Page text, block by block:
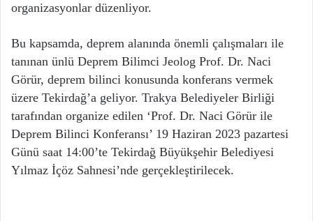
organizasyonlar düzenliyor.
Bu kapsamda, deprem alanında önemli çalışmaları ile
tanınan ünlü Deprem Bilimci Jeolog Prof. Dr. Naci
Görür, deprem bilinci konusunda konferans vermek
üzere Tekirdağ’a geliyor. Trakya Belediyeler Birliği
tarafından organize edilen ‘Prof. Dr. Naci Görür ile
Deprem Bilinci Konferansı’ 19 Haziran 2023 pazartesi
Günü saat 14:00’te Tekirdağ Büyükşehir Belediyesi
Yılmaz İçöz Sahnesi’nde gerçekleştirilecek.